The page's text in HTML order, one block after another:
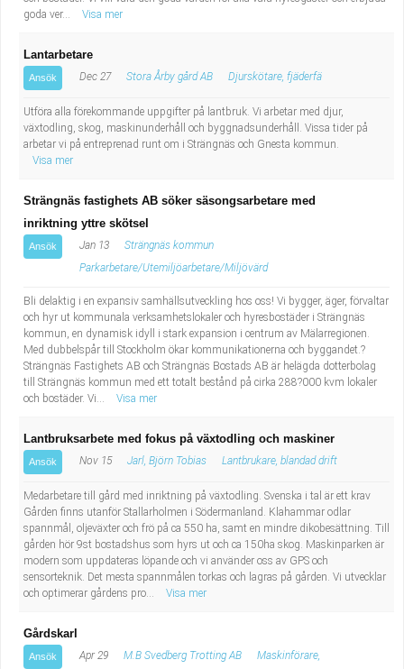
goda ver...
Visa mer
Lantarbetare
Ansök Dec 27 Stora Årby gård AB Djurskötare, fjäderfä
Utföra alla förekommande uppgifter på lantbruk. Vi arbetar med djur,
växtodling, skog, maskinunderhåll och byggnadsunderhåll. Vissa tider på
arbetar vi på entreprenad runt om i Strängnäs och Gnesta kommun.
Visa mer
Strängnäs fastighets AB söker säsongsarbetare med
inriktning yttre skötsel
Ansök Jan 13
Strängnäs kommun
Parkarbetare/Utemiljöarbetare/Miljövärd
Bli delaktig i en expansiv samhällsutveckling hos oss! Vi bygger, äger, förvaltar
och hyr ut kommunala verksamhetslokaler och hyresbostäder i Strängnäs
kommun, en dynamisk idyll i stark expansion i centrum av Mälarregionen.
Med dubbelspår till Stockholm ökar kommunikationerna och byggandet.?
Strängnäs Fastighets AB och Strängnäs Bostads AB är helägda dotterbolag
till Strängnäs kommun med ett totalt bestånd på cirka 288?000 kvm lokaler
och bostäder. Vi...
Visa mer
Lantbruksarbete med fokus på växtodling och maskiner
Ansök Nov 15 Jarl, Björn Tobias Lantbrukare, blandad drift
Medarbetare till gård med inriktning på växtodling. Svenska i tal är ett krav
Gården finns utanför Stallarholmen i Södermanland. Klahammar odlar
spannmål, oljeväxter och frö på ca 550 ha, samt en mindre dikobesättning. Till
gården hör 9st bostadshus som hyrs ut och ca 150ha skog. Maskinparken är
modern som uppdateras löpande och vi använder oss av GPS och
sensorteknik. Det mesta spannmålen torkas och lagras på gården. Vi utvecklar
och optimerar gårdens pro...
Visa mer
Gårdskarl
Ansök Apr 29 M.B Svedberg Trotting AB
Maskinförare,